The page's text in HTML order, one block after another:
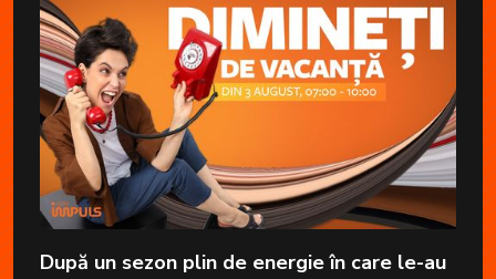
După un sezon plin de energie în care le-au